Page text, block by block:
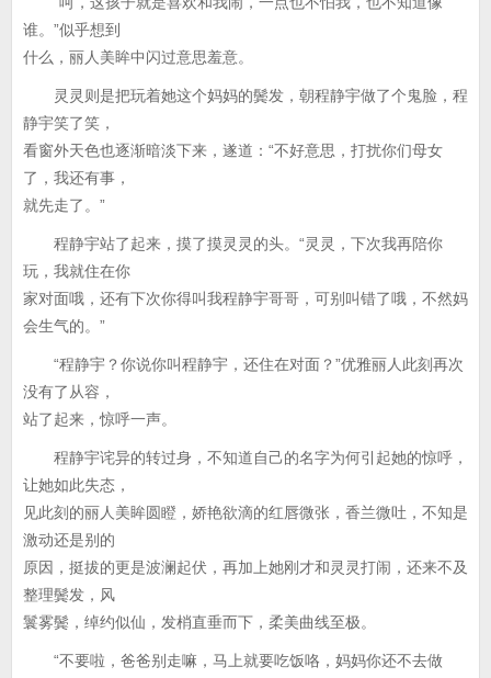
谁。”似乎想到
什么，丽人美眸中闪过意思羞意。
灵灵则是把玩着她这个妈妈的鬓发，朝程静宇做了个鬼脸，程
静宇笑了笑，
看窗外天色也逐渐暗淡下来，遂道：“不好意思，打扰你们母女
了，我还有事，
就先走了。”
程静宇站了起来，摸了摸灵灵的头。“灵灵，下次我再陪你
玩，我就住在你
家对面哦，还有下次你得叫我程静宇哥哥，可别叫错了哦，不然妈
会生气的。”
“程静宇？你说你叫程静宇，还住在对面？”优雅丽人此刻再次
没有了从容，
站了起来，惊呼一声。
程静宇诧异的转过身，不知道自己的名字为何引起她的惊呼，
让她如此失态，
见此刻的丽人美眸圆瞪，娇艳欲滴的红唇微张，香兰微吐，不知是
激动还是别的
原因，挺拔的更是波澜起伏，再加上她刚才和灵灵打闹，还来不及
整理鬓发，风
鬟雾鬓，绰约似仙，发梢直垂而下，柔美曲线至极。
“不要啦，爸爸别走嘛，马上就要吃饭咯，妈妈你还不去做